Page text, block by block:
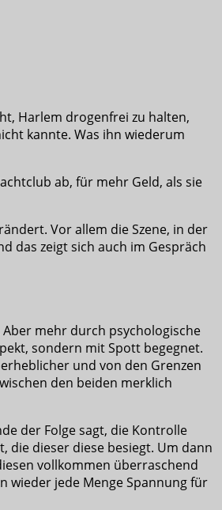
Harlem drogenfrei zu halten,
kannte. Was ihn wiederum
ab, für mehr Geld, als sie
Vor allem die Szene, in der
das zeigt sich auch im Gespräch
mehr durch psychologische
sondern mit Spott begegnet.
und von den Grenzen
den beiden merklich
der Folge sagt, die Kontrolle
die dieser diese besiegt. Um dann
vollkommen überraschend
wieder jede Menge Spannung für